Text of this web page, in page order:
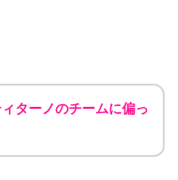
ターノのチームに偏っ